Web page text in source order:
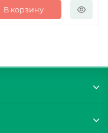
В корзину